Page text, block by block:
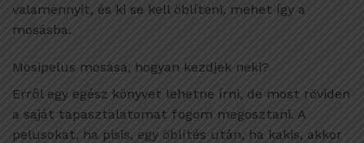
valamennyit, és ki se kell öblíteni, mehet így a
mosásba.
Mosipelus mosása, hogyan kezdjek neki?
Erről egy egész könyvet lehetne írni, de most röviden
a saját tapasztalatomat fogom megosztani. A
pelusokat, ha pisis, egy öblítés után, ha kakis, akkor